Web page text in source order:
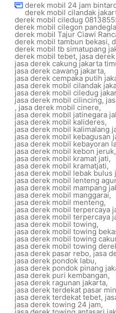
derek mobil 24 jam
derek mobil cilandak
derek mobil ciledug
derek mobil cilegon
derek mobil Tajur Ciawi
derek mobil tambun bekasi,
derek mobil tb simatupang
derek mobil tebet, jasa
jasa derek cakung jakarta
jasa derek cawang jakarta,
jasa derek cempaka putih
jasa derek mobil cilandak
jasa derek mobil ciledug
jasa derek mobil cilincing,
, jasa derek mobil cinere,
jasa derek mobil jatinegara
jasa derek mobil kalideres,
jasa derek mobil kalimalang
jasa derek mobil kebagusan
jasa derek mobil kebayoran
jasa derek mobil kebon jeruk,
jasa derek mobil kramat jati,
jasa derek mobil kramatjati,
jasa derek mobil lebak bulus
jasa derek mobil lenteng
jasa derek mobil mampang
jasa derek mobil manggarai,
jasa derek mobil menteng,
jasa derek mobil terpercaya
jasa derek mobil terpercaya
jasa derek mobil towing,
jasa derek mobil towing
jasa derek mobil towing
jasa derek mobil towing
jasa derek pasar rebo, jasa
jasa derek pondok labu,
jasa derek pondok pinang
jasa derek puri kembangan,
jasa derek ragunan jakarta,
jasa derek terdekat pasar
jasa derek terdekat tebet,
jasa derek towing 24 jam,